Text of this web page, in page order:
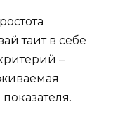
таит в себе
–